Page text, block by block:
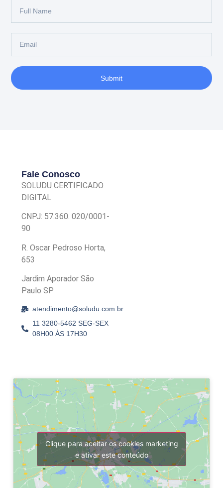
Submit
Fale Conosco
SOLUDU CERTIFICADO
DIGITAL
CNPJ: 57.360. 020/0001-
90
R. Oscar Pedroso Horta,
653
Jardim Aporador São
Paulo SP
atendimento@soludu.com.br
11 3280-5462 SEG-SEX
08H00 ÀS 17H30
Clique para aceitar os cookies marketing
e ativar este conteúdo